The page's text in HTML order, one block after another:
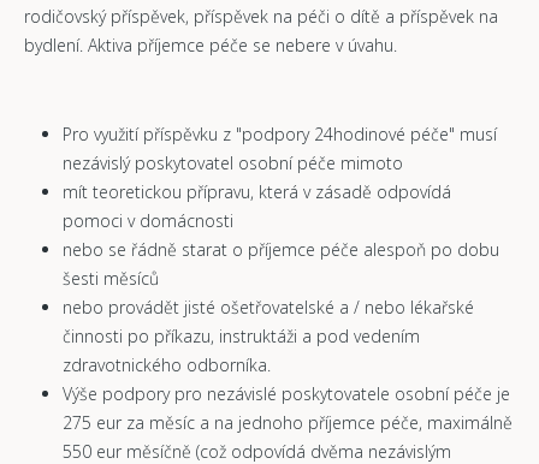
rodičovský příspěvek, příspěvek na péči o dítě a příspěvek na
bydlení. Aktiva příjemce péče se nebere v úvahu.
Pro využití příspěvku z "podpory 24hodinové péče" musí
nezávislý poskytovatel osobní péče mimoto
mít teoretickou přípravu, která v zásadě odpovídá
pomoci v domácnosti
nebo se řádně starat o příjemce péče alespoň po dobu
šesti měsíců
nebo provádět jisté ošetřovatelské a / nebo lékařské
činnosti po příkazu, instruktáži a pod vedením
zdravotnického odborníka.
Výše podpory pro nezávislé poskytovatele osobní péče je
275 eur za měsíc a na jednoho příjemce péče, maximálně
550 eur měsíčně (což odpovídá dvěma nezávislým